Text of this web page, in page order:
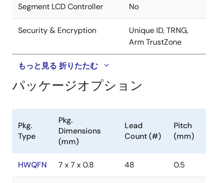
Segment LCD Controller No
Security & Encryption
Unique ID, TRNG,
Arm TrustZone
もっと見る 折りたたむ
パッケージオプション
Pkg.
Type
Pkg.
Dimensions
(mm)
Lead
Count (#)
Pitch
(mm)
HWQFN 7 x 7 x 0.8 48 0.5